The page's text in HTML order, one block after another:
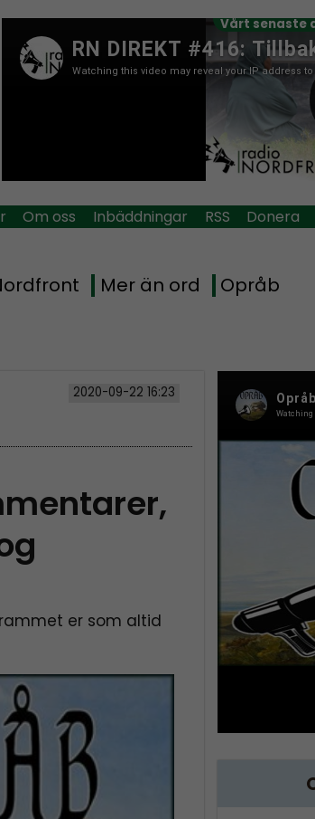
Vårt senaste
Om oss Inbäddningar RSS Donera
Mer än ord Opråb
2020-09-22 16:23
er som altid